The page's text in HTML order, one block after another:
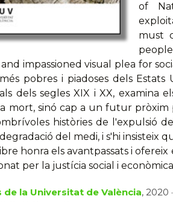
of
must
impassioned visual plea for
pobres i piadoses dels
dels segles XIX i XX,
mort, sinó cap a un futur pròxim
històries de l'expulsió
del medi, i s'hi
honra els avantpassats i
per la justícia social i
de la Universitat de València, 2020 ·